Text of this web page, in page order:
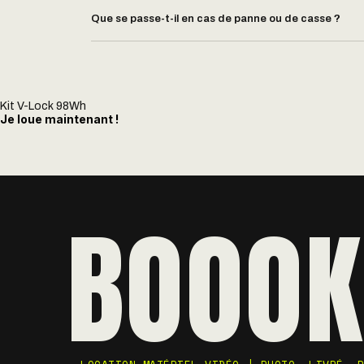
Que se passe-t-il en cas de panne ou de casse ?
Kit V-Lock 98Wh
Je loue maintenant !